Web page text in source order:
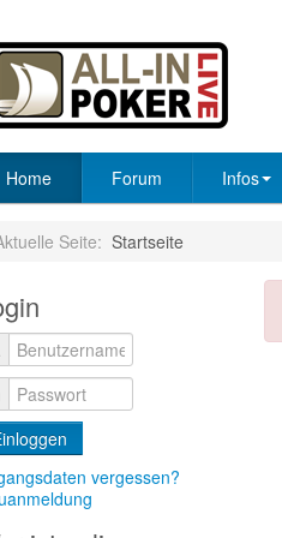
Home Forum Infos
Seite: Startseite
vergessen?